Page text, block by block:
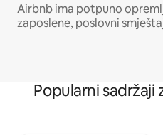
Airbnb ima potpuno
zaposlene, poslovni
Popularni sadržaji